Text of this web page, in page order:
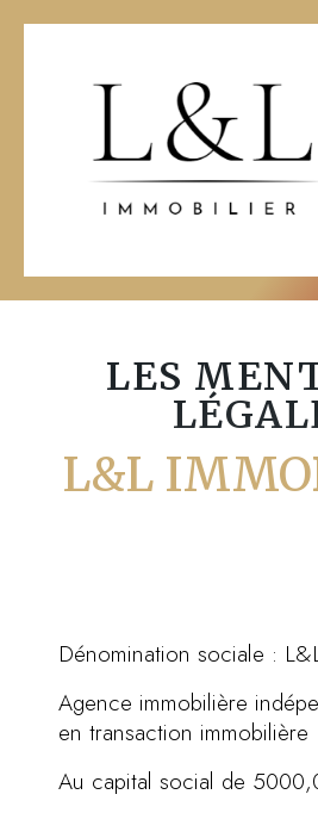
LES
L&L
Dénomination sociale :
Agence immobilière
en transaction immobilière
Au capital social de